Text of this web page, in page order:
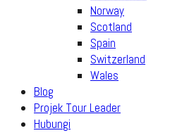
Norway
Scotland
Spain
Switzerland
Wales
Blog
Projek Tour Leader
Hubungi